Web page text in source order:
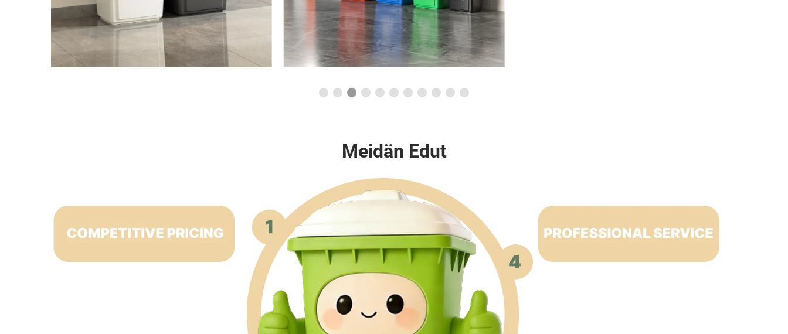
Meidän Edut